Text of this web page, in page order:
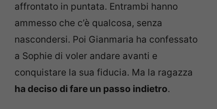
affrontato in puntata. Entrambi hanno
ammesso che c’è qualcosa, senza
nascondersi. Poi Gianmaria ha confessato
a Sophie di voler andare avanti e
conquistare la sua fiducia. Ma la ragazza
ha deciso di fare un passo indietro.